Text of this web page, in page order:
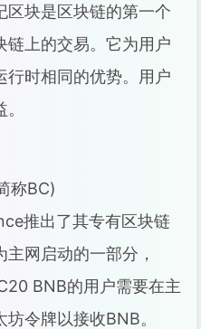
区块是区块链的第一个
链上的交易。它为用户
行时相同的优势。用户
称BC)
推出了其专有区块链
网启动的一部分，
BNB的用户需要在主
令牌以接收BNB。